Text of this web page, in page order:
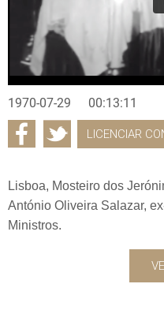
1970-07-29 00:13:11
LICENCIAR
Lisboa, Mosteiro dos
António Oliveira Salazar,
Ministros.